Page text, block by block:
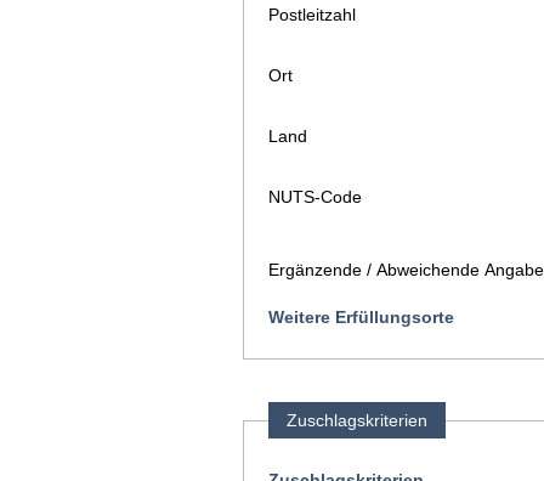
Postleitzahl
Ort
Land
NUTS-Code
Ergänzende / Abweichende
Weitere Erfüllungsorte
Zuschlagskriterien